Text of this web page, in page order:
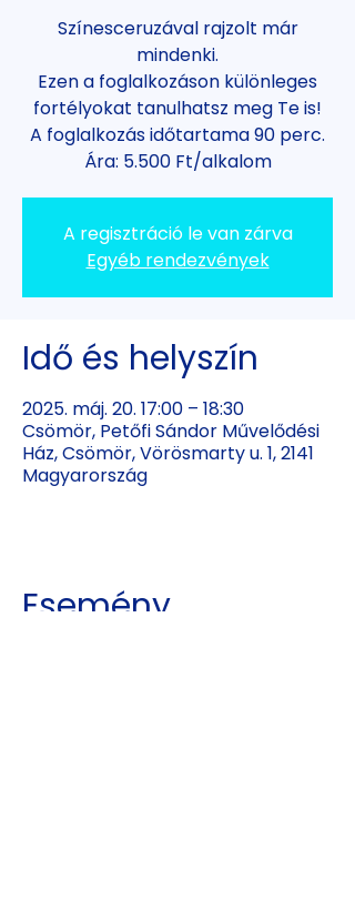
Színesceruzával rajzolt már
mindenki.
Ezen a foglalkozáson különleges
fortélyokat tanulhatsz meg Te is!
A foglalkozás időtartama 90 perc.
Ára: 5.500 Ft/alkalom
A regisztráció le van zárva
Egyéb rendezvények
Idő és helyszín
2025. máj. 20. 17:00 – 18:30
Csömör, Petőfi Sándor Művelődési
Ház, Csömör, Vörösmarty u. 1, 2141
Magyarország
Esemény